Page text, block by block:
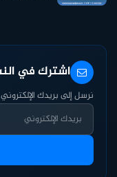
اشترك في
نرسل إلى بريدك